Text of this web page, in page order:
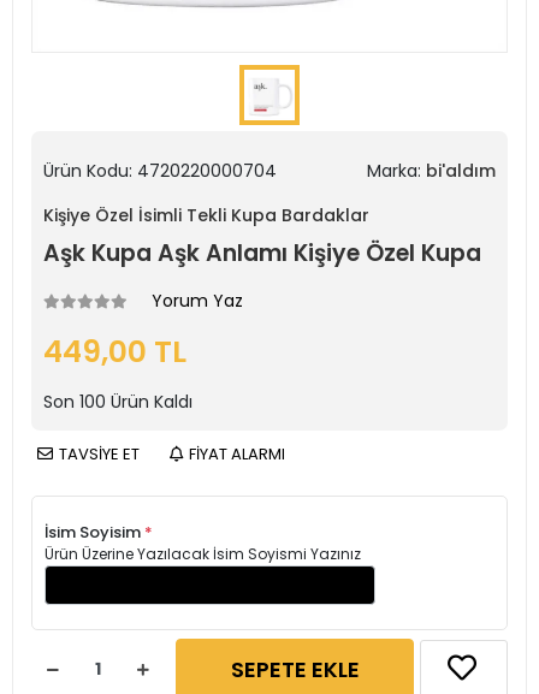
Ürün Kodu: 4720220000704 Marka: bi'aldım
Kişiye Özel İsimli Tekli Kupa Bardaklar
Aşk Kupa Aşk Anlamı Kişiye Özel Kupa
Yorum Yaz
449,00 TL
Son 100 Ürün Kaldı
TAVSİYE ET FİYAT ALARMI
İsim Soyisim *
Ürün Üzerine Yazılacak İsim Soyismi Yazınız
SEPETE EKLE